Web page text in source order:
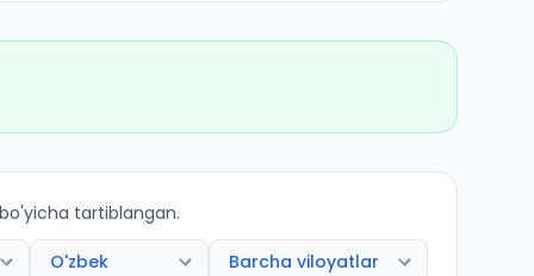
tartiblangan.